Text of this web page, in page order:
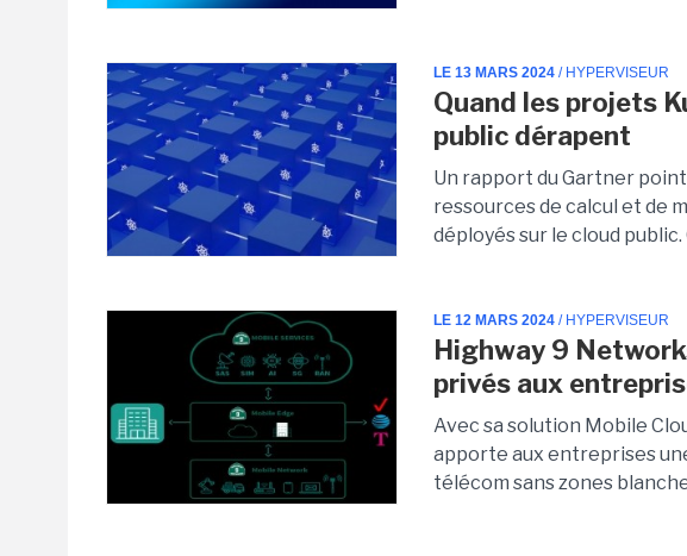
LE 13 MARS 2024 / HYPERVISEUR
Quand les projets
public dérapent
Un rapport du Gartner
ressources de calcul et de
déployés sur le cloud
LE 12 MARS 2024 / HYPERVISEUR
Highway 9
privés aux
Avec sa solution Mobile
apporte aux entreprises
télécom sans zones